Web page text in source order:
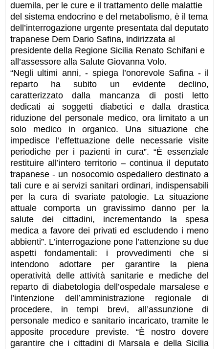
duemila, per le cure e il trattamento delle malattie
del sistema endocrino e del metabolismo, è il tema
dell’interrogazione urgente presentata dal deputato
trapanese Dem Dario Safina, indirizzata al
presidente della Regione Sicilia Renato Schifani e
all’assessore alla Salute Giovanna Volo.
“Negli ultimi anni, - spiega l’onorevole Safina - il
reparto ha subito un evidente declino,
caratterizzato dalla mancanza di posti letto
dedicati ai soggetti diabetici e dalla drastica
riduzione del personale medico, ora limitato a un
solo medico in organico. Una situazione che
impedisce l’effettuazione delle necessarie visite
periodiche per i pazienti in cura”. “È essenziale
restituire all’intero territorio – continua il deputato
trapanese - un nosocomio ospedaliero destinato a
tali cure e ai servizi sanitari ordinari, indispensabili
per la cura di svariate patologie. La situazione
attuale comporta un gravissimo danno per la
salute dei cittadini, incrementando la spesa
medica a favore dei privati ed escludendo i meno
abbienti”. L’interrogazione pone l’attenzione su due
aspetti fondamentali: i provvedimenti che si
intendono adottare per garantire la piena
operatività delle attività sanitarie e mediche del
reparto di diabetologia dell’ospedale marsalese e
l’intenzione dell’amministrazione regionale di
procedere, in tempi brevi, all’assunzione di
personale medico e sanitario incaricato, tramite le
apposite procedure previste. “È nostro dovere
garantire che i cittadini di Marsala e della Sicilia